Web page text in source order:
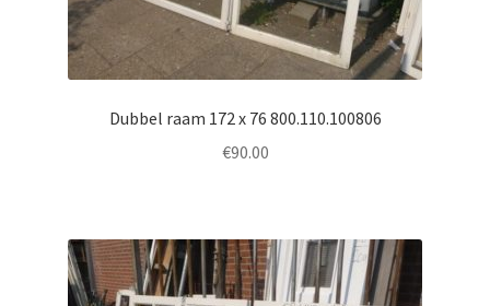
Dubbel raam 172 x 76 800.110.100806
€90.00